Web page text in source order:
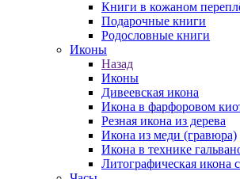
Книги в кожаном
Подарочные книги
Родословные книги
Иконы
Назад
Иконы
Дивеевская икона
Икона в фарфоровом
Резная икона из дерева
Икона из меди (гравюра)
Икона в технике
Литографическая икона